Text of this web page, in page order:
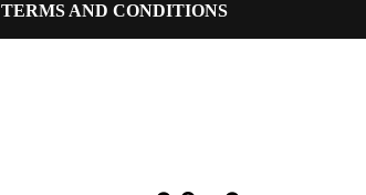
TERMS AND CONDITIONS